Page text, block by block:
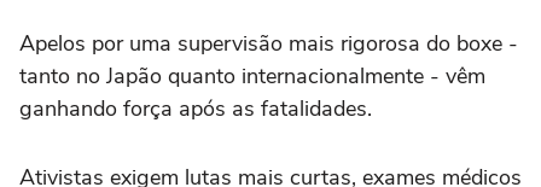
Apelos por uma supervisão mais rigorosa do boxe -
tanto no Japão quanto internacionalmente - vêm
ganhando força após as fatalidades.
Ativistas exigem lutas mais curtas, exames médicos